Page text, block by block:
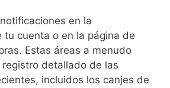
en la
tu cuenta o en la página de
Estas áreas a menudo
detallado de las
incluidos los canjes de